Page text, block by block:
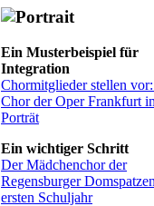
Ein Musterbeispiel für
Integration
Chormitglieder stellen
Chor der Oper Frankfurt
Porträt
Ein wichtiger Schritt
Der Mädchenchor der
Regensburger
ersten Schuljahr